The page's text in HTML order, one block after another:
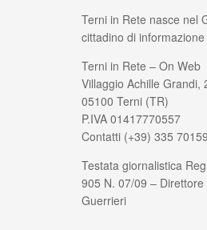
Terni in Rete nasce nel
cittadino di
Terni in Rete – On Web
Villaggio Achille Grandi,
05100 Terni (TR)
P.IVA 01417770557
Contatti (+39) 335
Testata giornalistica
905 N. 07/09 –
Guerrieri